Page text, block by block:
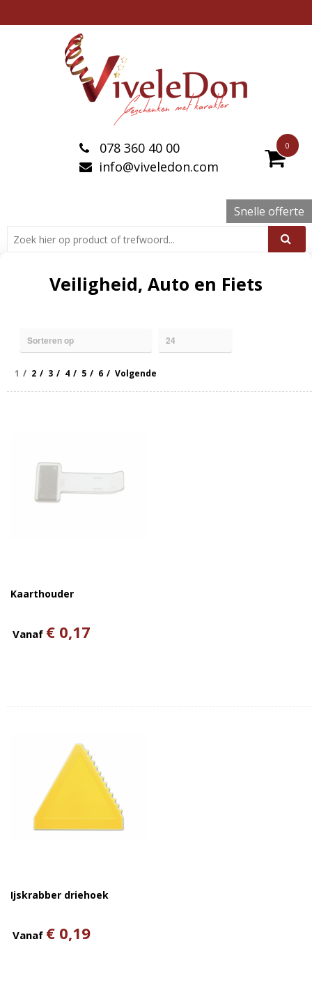
0
078 360 40 00
info@viveledon.com
Snelle offerte
Veiligheid, Auto en Fiets
1 2 3 4 5 6 Volgende
Kaarthouder
Vanaf € 0,17
Ijskrabber driehoek
Vanaf € 0,19